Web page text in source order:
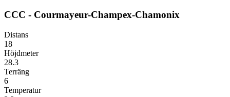
CCC - Courmayeur-Champex-Chamonix
Distans
18
Höjdmeter
28.3
Terräng
6
Temperatur